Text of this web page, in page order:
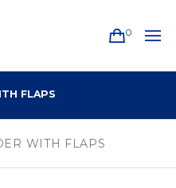
0
FLAPS
WITH FLAPS